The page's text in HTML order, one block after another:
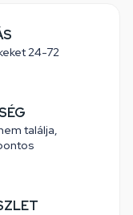
24-72
találja,